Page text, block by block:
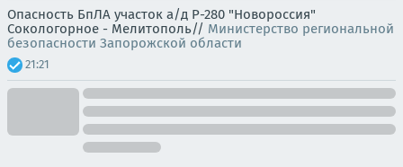
Опасность БпЛА участок а/д Р-280 "Новороссия"
Сокологорное - Мелитополь// Министерство региональной
безопасности Запорожской области
21:21